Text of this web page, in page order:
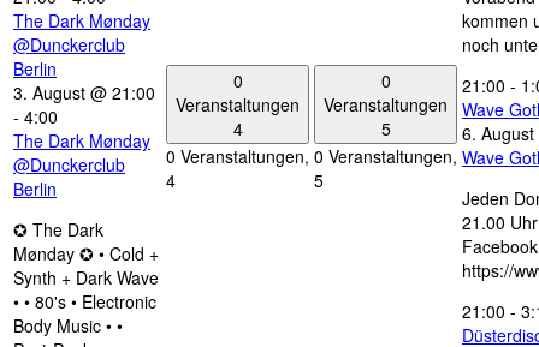
The Dark Mønday
@Dunckerclub
Berlin
3. August @ 21:00
- 4:00
The Dark Mønday
@Dunckerclub
Berlin
✪ The Dark
Mønday ✪ • Cold +
Synth + Dark Wave
• • 80's • Electronic
Body Music • •
0
Veranstaltungen
4
0 Veranstaltungen,
4
0
Veranstaltungen
5
0 Veranstaltungen,
5
kommen
noch
21:00 -
Wave
6.
Wave
Jeden
21.00
https://
21:00 -